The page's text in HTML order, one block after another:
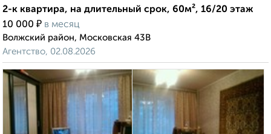
2-к квартира, на длительный срок, 60м², 16/20 этаж
10 000 ₽ в месяц
Волжский район, Московская 43В
Агентство, 02.08.2026